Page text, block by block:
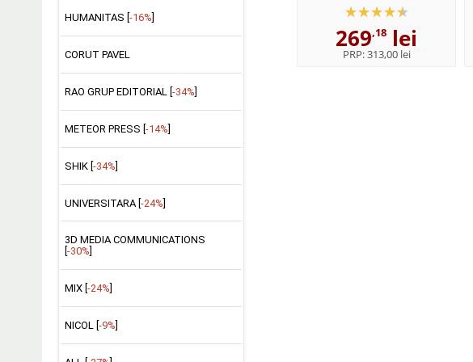
HUMANITAS [ -16%
CORUT PAVEL
RAO GRUP EDITORIAL [ -34%
METEOR PRESS [ -14%
SHIK [-34%]
UNIVERSITARA [-24%]
3D MEDIA COMMUNICATIONS
-30%
MIX [ -24%
NICOL [ -9%
egida Institutului de
Lingvistica,,...
269,18 lei
PRP:313,00 lei